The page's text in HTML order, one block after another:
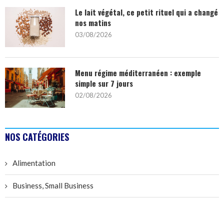
Le lait végétal, ce petit rituel qui a changé
nos matins
03/08/2026
Menu régime méditerranéen : exemple
simple sur 7 jours
02/08/2026
NOS CATÉGORIES
Alimentation
Business, Small Business